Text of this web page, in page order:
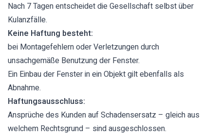
Nach 7 Tagen entscheidet die Gesellschaft selbst über
Kulanzfälle.
Keine Haftung besteht:
bei Montagefehlern oder Verletzungen durch
unsachgemäße Benutzung der Fenster.
Ein Einbau der Fenster in ein Objekt gilt ebenfalls als
Abnahme.
Haftungsausschluss:
Ansprüche des Kunden auf Schadensersatz – gleich aus
welchem Rechtsgrund – sind ausgeschlossen.